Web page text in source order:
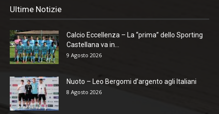
Ultime Notizie
Calcio Eccellenza – La “prima” dello Sporting
Castellana va in...
9 Agosto 2026
Nuoto – Leo Bergomi d’argento agli Italiani
8 Agosto 2026